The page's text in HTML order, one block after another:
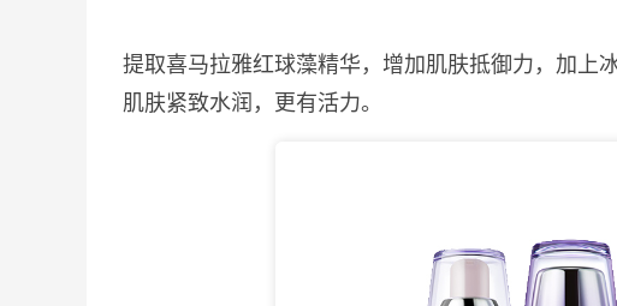
提取喜马拉雅红球藻精华，增加肌肤抵御力，加上
肌肤紧致水润，更有活力。